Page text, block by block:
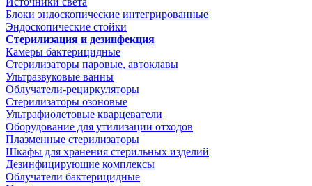
Блоки эндоскопические интегрированные
Эндоскопические стойки
Стерилизация и дезинфекция
Камеры бактерицидные
Стерилизаторы паровые, автоклавы
Ультразвуковые ванны
Облучатели-рециркуляторы
Стерилизаторы озоновые
Ультрафиолетовые кварцеватели
Оборудование для утилизации отходов
Плазменные стерилизаторы
Шкафы для хранения стерильных изделий
Дезинфицирующие комплексы
Облучатели бактерицидные